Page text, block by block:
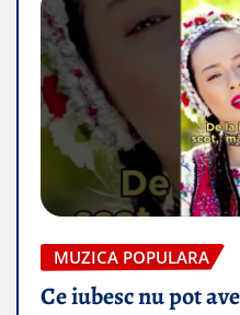
MUZICA POPULARA
Ce iubesc nu pot